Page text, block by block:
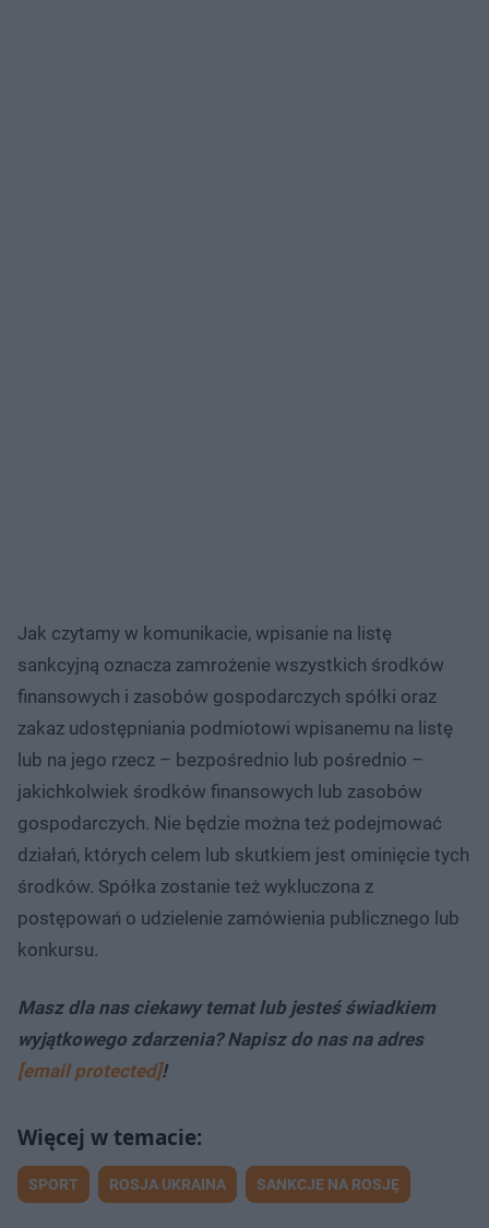
Jak czytamy w komunikacie, wpisanie na listę
sankcyjną oznacza zamrożenie wszystkich środków
finansowych i zasobów gospodarczych spółki oraz
zakaz udostępniania podmiotowi wpisanemu na listę
lub na jego rzecz – bezpośrednio lub pośrednio –
jakichkolwiek środków finansowych lub zasobów
gospodarczych. Nie będzie można też podejmować
działań, których celem lub skutkiem jest ominięcie tych
środków. Spółka zostanie też wykluczona z
postępowań o udzielenie zamówienia publicznego lub
konkursu.
Masz dla nas ciekawy temat lub jesteś świadkiem
wyjątkowego zdarzenia? Napisz do nas na adres
[email protected]!
SPORT ROSJA UKRAINA SANKCJE NA ROSJĘ